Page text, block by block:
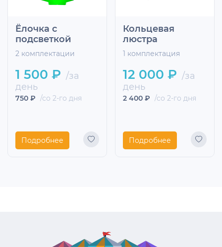
Ёлочка с
подсветкой
2 комплектации
1 500 ₽ /за
день
750 ₽ /со 2-го дня
Подробнее
Кольцевая
люстра
1 комплектация
12 000 ₽ /за
день
2 400 ₽ /со 2-го дня
Подробнее